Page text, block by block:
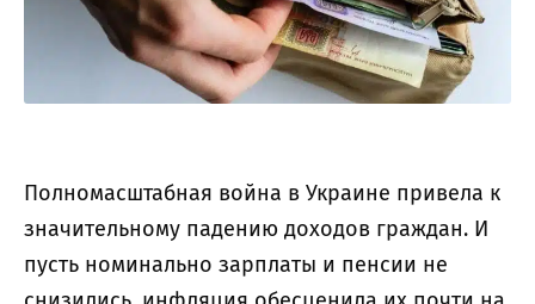
Полномасштабная война в Украине привела к
значительному падению доходов граждан. И
пусть номинально зарплаты и пенсии не